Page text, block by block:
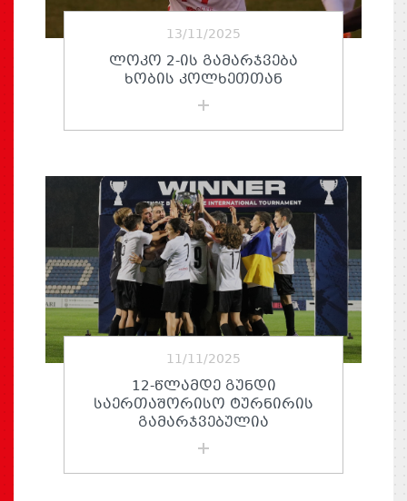
13/11/2025
ᲚᲝᲙᲝ 2-ᲘᲡ ᲒᲐᲛᲐᲠᲯᲕᲔᲑᲐ
ᲮᲝᲑᲘᲡ ᲙᲝᲚᲮᲔᲗᲗᲐᲜ
11/11/2025
12-ᲬᲚᲐᲛᲓᲔ ᲒᲣᲜᲓᲘ
ᲡᲐᲔᲠᲗᲐᲨᲝᲠᲘᲡᲝ ᲢᲣᲠᲜᲘᲠᲘᲡ
ᲒᲐᲛᲐᲠᲯᲕᲔᲑᲣᲚᲘᲐ